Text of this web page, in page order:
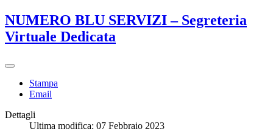
NUMERO BLU SERVIZI – Segreteria
Virtuale Dedicata
Stampa
Email
Dettagli
Ultima modifica: 07 Febbraio 2023